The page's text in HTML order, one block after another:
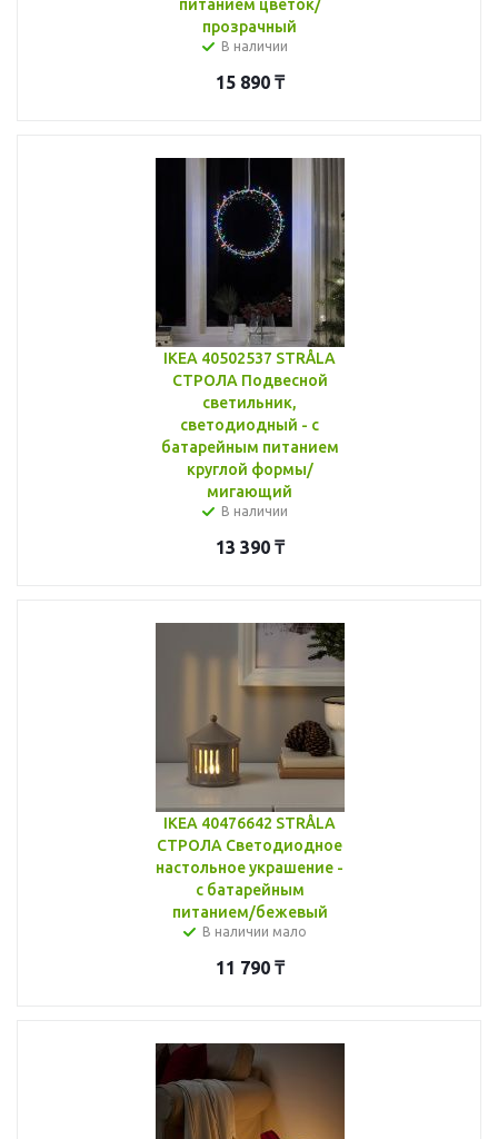
питанием цветок/
прозрачный
В наличии
15 890₸
IKEA 40502537 STRÅLA
СТРОЛА Подвесной
светильник,
светодиодный - с
батарейным питанием
круглой формы/
мигающий
В наличии
13 390₸
IKEA 40476642 STRÅLA
СТРОЛА Светодиодное
настольное украшение -
с батарейным
питанием/бежевый
В наличии мало
11 790₸